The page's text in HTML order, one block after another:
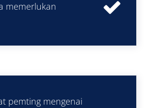
memerlukan
pemting mengenai